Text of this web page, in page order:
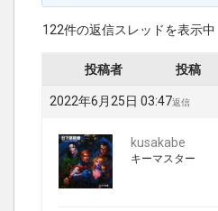
122件の返信スレッドを表示中
投稿者 投稿
2022年6月25日 03:47返信
kusakabe
キーマスター